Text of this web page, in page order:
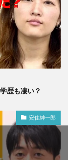
歴も凄い？
安住紳一郎